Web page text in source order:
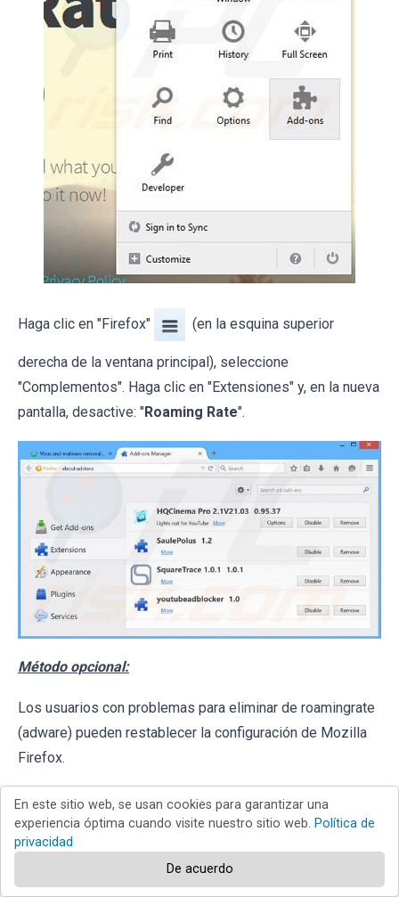
Haga clic en "Firefox" (en la esquina superior
derecha de la ventana principal), seleccione
"Complementos". Haga clic en "Extensiones" y, en la nueva
pantalla, desactive: "Roaming Rate".
Método opcional:
Los usuarios con problemas para eliminar de roamingrate
(adware) pueden restablecer la configuración de Mozilla
Firefox.
Abra Mozilla Firefox; en la esquina superior derecha de la
ventana principal, haga clic en el
en el menú desplegado, pulse sobre el iconoAbrir menú
En este sitio web, se usan cookies para garantizar una
experiencia óptima cuando visite nuestro sitio web. Política de
privacidad
De acuerdo